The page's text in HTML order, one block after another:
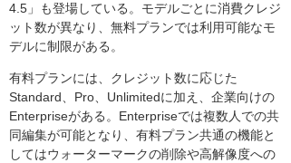
4.5」も登場している。モデルごとに消費クレジ
ット数が異なり、無料プランでは利用可能なモ
デルに制限がある。
有料プランには、クレジット数に応じた
Standard、Pro、Unlimitedに加え、企業向けの
Enterpriseがある。Enterpriseでは複数人での共
同編集が可能となり、有料プラン共通の機能と
してはウォーターマークの削除や高解像度への